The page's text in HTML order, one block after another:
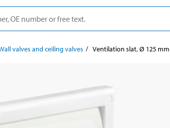
valves and ceiling valves Ventilation slat, Ø 125 mm